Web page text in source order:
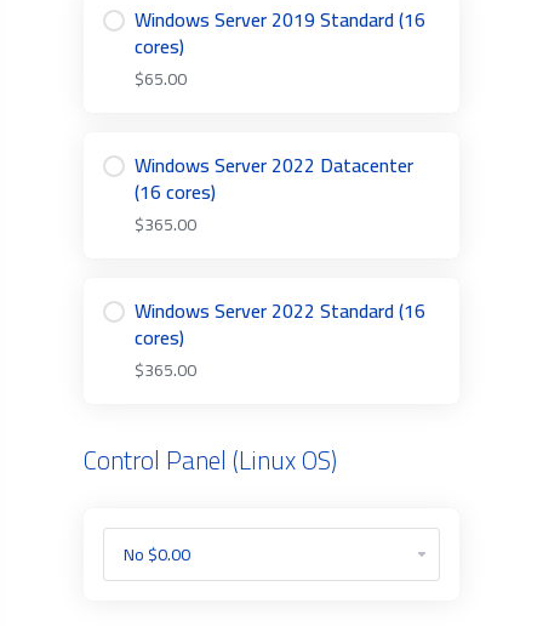
Windows Server 2019 Standard (16
cores)
$65.00
Windows Server 2022 Datacenter
(16 cores)
$365.00
Windows Server 2022 Standard (16
cores)
$365.00
Control Panel (Linux OS)